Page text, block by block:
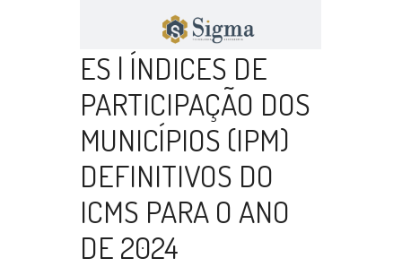
ES | ÍNDICES DE
PARTICIPAÇÃO DOS
MUNICÍPIOS (IPM)
DEFINITIVOS DO
ICMS PARA O ANO
DE 2024